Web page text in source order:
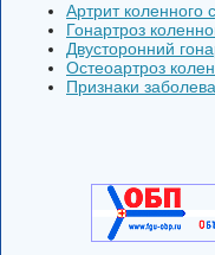
Артрит коленного
Гонартроз
Двусторонний
Остеоартроз
Признаки